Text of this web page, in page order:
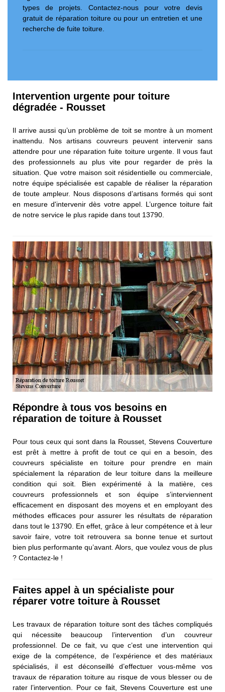
types de projets. Contactez-nous pour votre devis
gratuit de réparation toiture ou pour un entretien et une
recherche de fuite toiture.
Intervention urgente pour toiture
dégradée - Rousset
Il arrive aussi qu’un problème de toit se montre à un moment
inattendu. Nos artisans couvreurs peuvent intervenir sans
attendre pour une réparation fuite toiture urgente. Il vous faut
des professionnels au plus vite pour regarder de près la
situation. Que votre maison soit résidentielle ou commerciale,
notre équipe spécialisée est capable de réaliser la réparation
de toute ampleur. Nous disposons d’artisans formés qui sont
en mesure d'intervenir dès votre appel. L’urgence toiture fait
de notre service le plus rapide dans tout 13790.
Répondre à tous vos besoins en
réparation de toiture à Rousset
Pour tous ceux qui sont dans la Rousset, Stevens Couverture
est prêt à mettre à profit de tout ce qui en a besoin, des
couvreurs spécialiste en toiture pour prendre en main
spécialement la réparation de leur toiture dans la meilleure
condition qui soit. Bien expérimenté à la matière, ces
couvreurs professionnels et son équipe s’interviennent
efficacement en disposant des moyens et en employant des
méthodes efficaces pour assurer les résultats de réparation
dans tout le 13790. En effet, grâce à leur compétence et à leur
savoir faire, votre toit retrouvera sa bonne tenue et surtout
bien plus performante qu’avant. Alors, que voulez vous de plus
? Contactez-le !
Faites appel à un spécialiste pour
réparer votre toiture à Rousset
Les travaux de réparation toiture sont des tâches compliqués
qui nécessite beaucoup l’intervention d’un couvreur
professionnel. De ce fait, vu que c’est une intervention qui
exige de la compétence, de l’expérience et des matériaux
spécialisés, il est déconseillé d’effectuer vous-même vos
travaux de réparation toiture au risque de vous blesser ou de
rater l’intervention. Pour ce fait, Stevens Couverture est une